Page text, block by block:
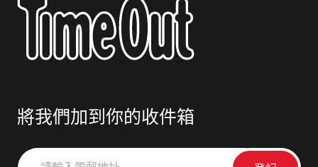
將我們加到你的收件箱
請